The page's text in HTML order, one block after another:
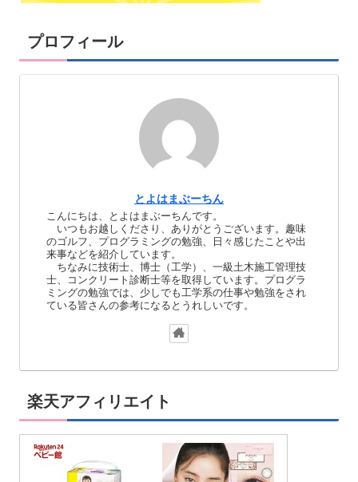
プロフィール
とよはまぶーちん
こんにちは、とよはまぶーちんです。
いつもお越しくださり、ありがとうございます。趣味
のゴルフ、プログラミングの勉強、日々感じたことや出
来事などを紹介しています。
ちなみに技術士、博士（工学）、一級土木施工管理技
士、コンクリート診断士等を取得しています。プログラ
ミングの勉強では、少しでも工学系の仕事や勉強をされ
ている皆さんの参考になるとうれしいです。
楽天アフィリエイト